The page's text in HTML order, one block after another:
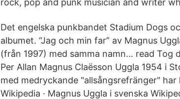
rock, pop and punk musician and writer
Det engelska punkbandet Stadium Dogs
albumet. “Jag och min far” av Magnus
(från 1997) med samma namn… read Tog
Per Allan Magnus Claësson Uggla 1954 i
med medryckande "allsångsrefränger"
Wikipedia · Magnus Uggla i svenska